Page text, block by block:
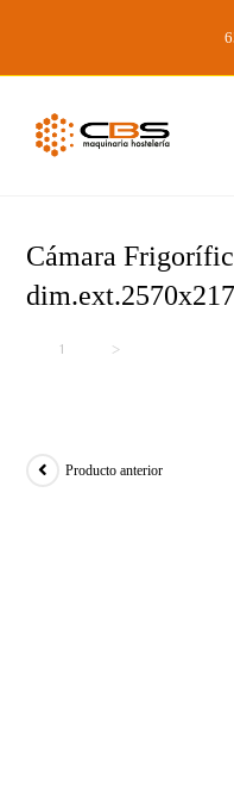
contenido
Cámara
>
Producto anterior